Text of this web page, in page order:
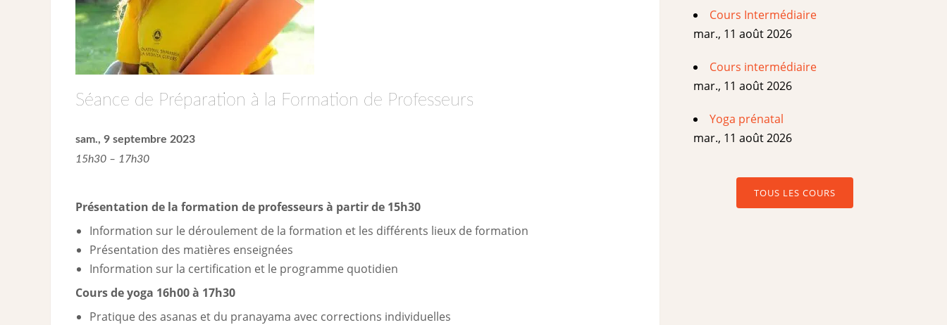
Séance de Préparation à la Formation de Professeurs
sam., 9 septembre 2023
15h30 – 17h30
Présentation de la formation de professeurs à partir de 15h30
Information sur le déroulement de la formation et les différents lieux de formation
Présentation des matières enseignées
Information sur la certification et le programme quotidien
Cours de yoga 16h00 à 17h30
Pratique des asanas et du pranayama avec corrections individuelles
Cours Intermédiaire
mar., 11 août 2026
Cours intermédiaire
mar., 11 août 2026
Yoga prénatal
mar., 11 août 2026
TOUS LES COURS